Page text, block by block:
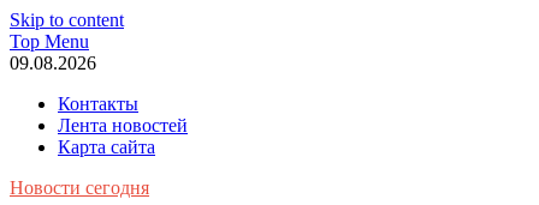
Skip to content
Top Menu
09.08.2026
Контакты
Лента новостей
Карта сайта
Новости сегодня